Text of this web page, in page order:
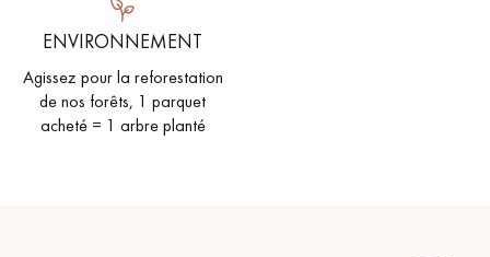
ENVIRONNEMENT
Agissez pour la reforestation
de nos forêts, 1 parquet
acheté = 1 arbre planté